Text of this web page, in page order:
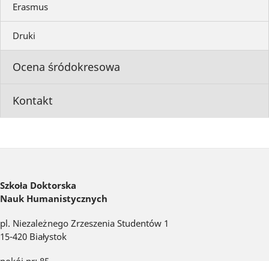
Erasmus
Druki
Ocena śródokresowa
Kontakt
Szkoła Doktorska
Nauk Humanistycznych
pl. Niezależnego Zrzeszenia Studentów 1
15-420 Białystok